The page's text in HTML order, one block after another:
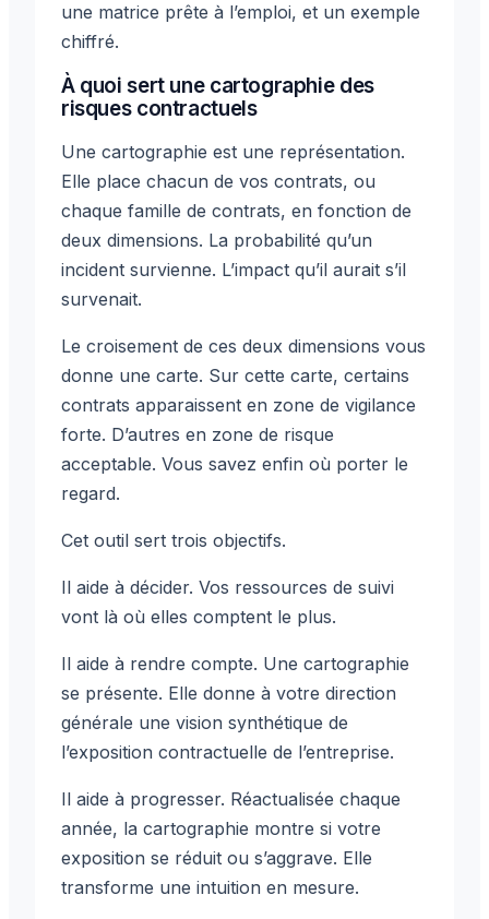
une matrice prête à l’emploi, et un exemple
chiffré.
À quoi sert une cartographie des
risques contractuels
Une cartographie est une représentation.
Elle place chacun de vos contrats, ou
chaque famille de contrats, en fonction de
deux dimensions. La probabilité qu’un
incident survienne. L’impact qu’il aurait s’il
survenait.
Le croisement de ces deux dimensions vous
donne une carte. Sur cette carte, certains
contrats apparaissent en zone de vigilance
forte. D’autres en zone de risque
acceptable. Vous savez enfin où porter le
regard.
Cet outil sert trois objectifs.
Il aide à décider. Vos ressources de suivi
vont là où elles comptent le plus.
Il aide à rendre compte. Une cartographie
se présente. Elle donne à votre direction
générale une vision synthétique de
l’exposition contractuelle de l’entreprise.
Il aide à progresser. Réactualisée chaque
année, la cartographie montre si votre
exposition se réduit ou s’aggrave. Elle
transforme une intuition en mesure.